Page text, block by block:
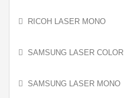
RICOH LASER MONO
SAMSUNG LASER COLOR
SAMSUNG LASER MONO